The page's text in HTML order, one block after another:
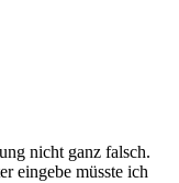
nicht ganz falsch.
eingebe müsste ich